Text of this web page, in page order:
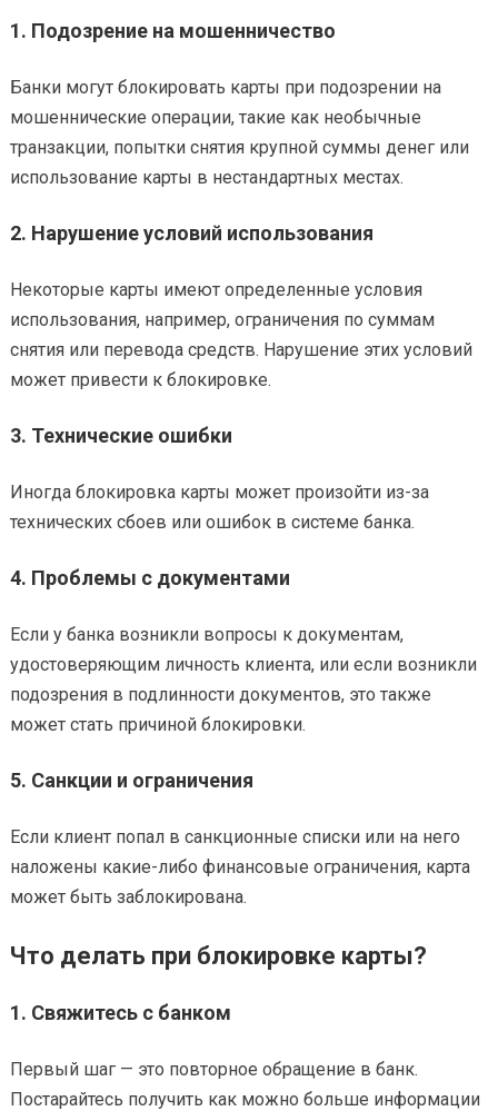
1. Подозрение на мошенничество
Банки могут блокировать карты при подозрении на
мошеннические операции, такие как необычные
транзакции, попытки снятия крупной суммы денег или
использование карты в нестандартных местах.
2. Нарушение условий использования
Некоторые карты имеют определенные условия
использования, например, ограничения по суммам
снятия или перевода средств. Нарушение этих условий
может привести к блокировке.
3. Технические ошибки
Иногда блокировка карты может произойти из-за
технических сбоев или ошибок в системе банка.
4. Проблемы с документами
Если у банка возникли вопросы к документам,
удостоверяющим личность клиента, или если возникли
подозрения в подлинности документов, это также
может стать причиной блокировки.
5. Санкции и ограничения
Если клиент попал в санкционные списки или на него
наложены какие-либо финансовые ограничения, карта
может быть заблокирована.
Что делать при блокировке карты?
1. Свяжитесь с банком
Первый шаг — это повторное обращение в банк.
Постарайтесь получить как можно больше информации